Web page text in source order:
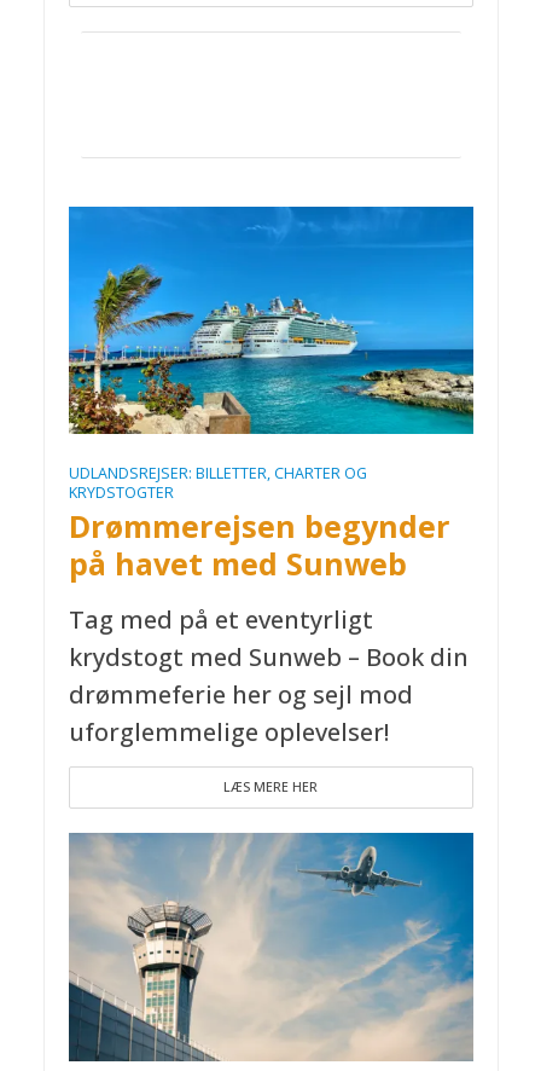
UDLANDSREJSER: BILLETTER, CHARTER OG
KRYDSTOGTER
Drømmerejsen begynder
på havet med Sunweb
Tag med på et eventyrligt
krydstogt med Sunweb – Book din
drømmeferie her og sejl mod
uforglemmelige oplevelser!
LÆS MERE HER